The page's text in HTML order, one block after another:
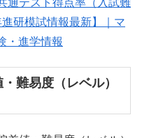
研模試情報最新】｜マ
・進学情報
難易度（レベル）